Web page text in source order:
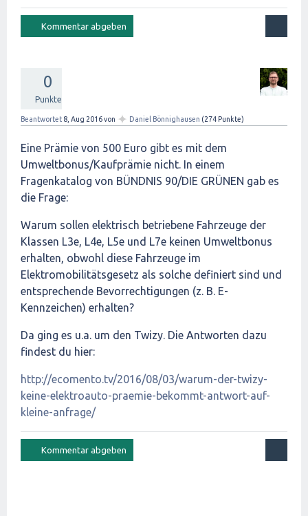
0
Punkte
Beantwortet 8, Aug 2016von ✦ Daniel Bönnighausen (274 Punkte)
Eine Prämie von 500 Euro gibt es mit dem
Umweltbonus/Kaufprämie nicht. In einem
Fragenkatalog von BÜNDNIS 90/DIE GRÜNEN gab es
die Frage:
Warum sollen elektrisch betriebene Fahrzeuge der
Klassen L3e, L4e, L5e und L7e keinen Umweltbonus
erhalten, obwohl diese Fahrzeuge im
Elektromobilitätsgesetz als solche definiert sind und
entsprechende Bevorrechtigungen (z. B. E-
Kennzeichen) erhalten?
Da ging es u.a. um den Twizy. Die Antworten dazu
findest du hier:
http://ecomento.tv/2016/08/03/warum-der-twizy-
keine-elektroauto-praemie-bekommt-antwort-auf-
kleine-anfrage/